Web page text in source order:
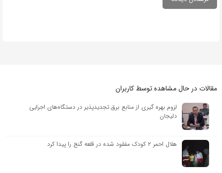
مقالات در حال مشاهده توسط کاربران
لزوم بهره گیری از منابع برق تجدیدپذیر در دستگاه‌های اجرایی
دلیجان
هلال احمر ٢ کودک مفقود شده در قلعه گنج را پیدا کرد